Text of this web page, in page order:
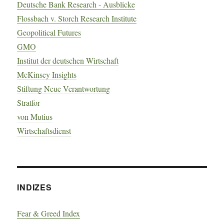
Deutsche Bank Research - Ausblicke
Flossbach v. Storch Research Institute
Geopolitical Futures
GMO
Institut der deutschen Wirtschaft
McKinsey Insights
Stiftung Neue Verantwortung
Stratfor
von Mutius
Wirtschaftsdienst
INDIZES
Fear & Greed Index